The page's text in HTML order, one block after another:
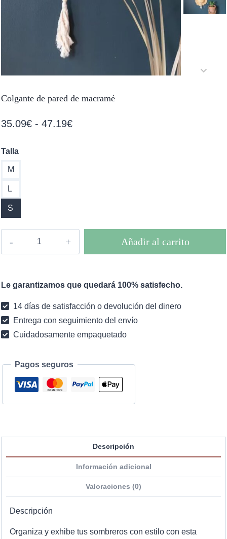
Colgante de pared de macramé
35.09€ - 47.19€Rango
Talla
M
L
S
macramé
Añadir al carrito
Le garantizamos que quedará 100% satisfecho.
14 días de satisfacción o devolución del dinero
Entrega con seguimiento del envío
Cuidadosamente empaquetado
Pagos seguros
Descripción
Información adicional
Valoraciones (0)
Descripción
Organiza y exhibe tus sombreros con estilo con esta